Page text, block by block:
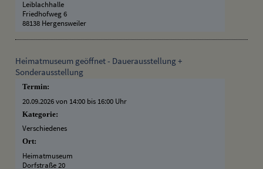
Leiblachhalle
Friedhofweg 6
88138 Hergensweiler
Heimatmuseum geöffnet - Dauerausstellung +
Sonderausstellung
Termin:
20.09.2026 von 14:00 bis 16:00 Uhr
Kategorie:
Verschiedenes
Ort:
Heimatmuseum
Dorfstraße 20